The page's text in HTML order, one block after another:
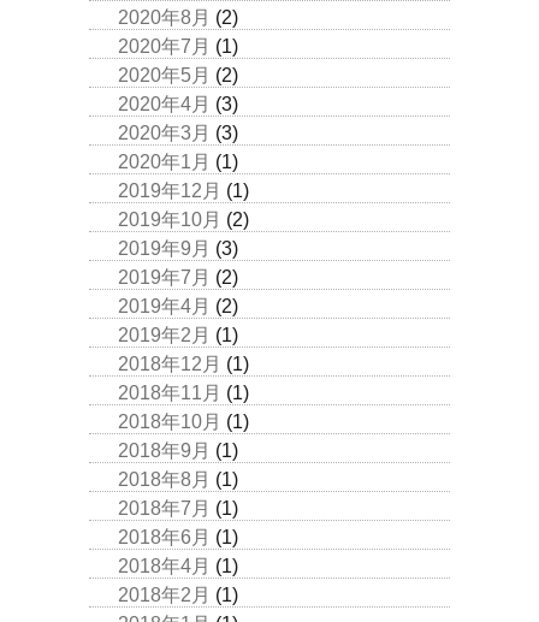
2020年8月 (2)
2020年7月 (1)
2020年5月 (2)
2020年4月 (3)
2020年3月 (3)
2020年1月 (1)
2019年12月 (1)
2019年10月 (2)
2019年9月 (3)
2019年7月 (2)
2019年4月 (2)
2019年2月 (1)
2018年12月 (1)
2018年11月 (1)
2018年10月 (1)
2018年9月 (1)
2018年8月 (1)
2018年7月 (1)
2018年6月 (1)
2018年4月 (1)
2018年2月 (1)